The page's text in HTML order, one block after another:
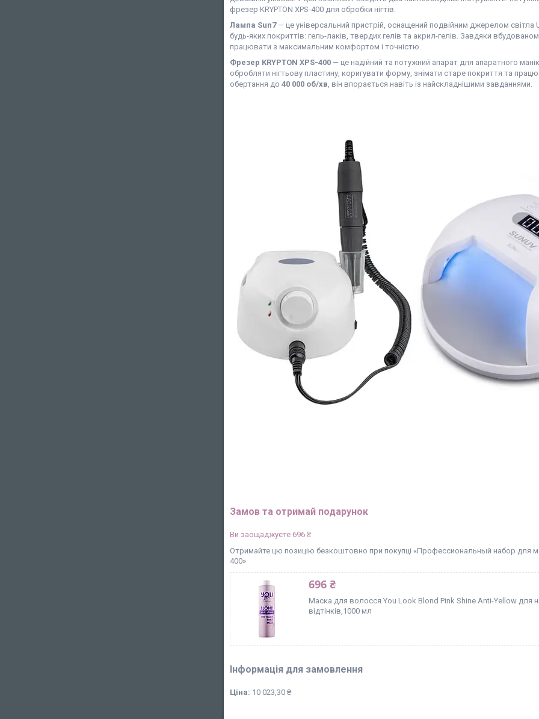
фрезер KRYPTON XPS-400 для обробки нігтів.
Лампа Sun7— це універсальний пристрій, оснащений подвійним джерелом світла
будь-яких покриттів: гель-лаків, твердих гелів та акрил-гелів. Завдяки
працювати з максимальним комфортом і точністю.
Фрезер KRYPTON XPS-400 — це надійний та потужний апарат для апаратного
обробляти нігтьову пластину, коригувати форму, знімати старе покриття та
обертання до 40 000 об/хв , він впорається навіть із найскладнішими завданнями.
Замов та отримай подарунок
Ви заощаджуєте 696 ₴
Отримайте цю позицію безкоштовно при покупці «Профессиональный набор для
400»
696 ₴
Маска для волосся You Look Blond Pink Shine Anti-Yellow для
відтінків,1000 мл
Інформація для замовлення
Ціна: 10 023,30 ₴